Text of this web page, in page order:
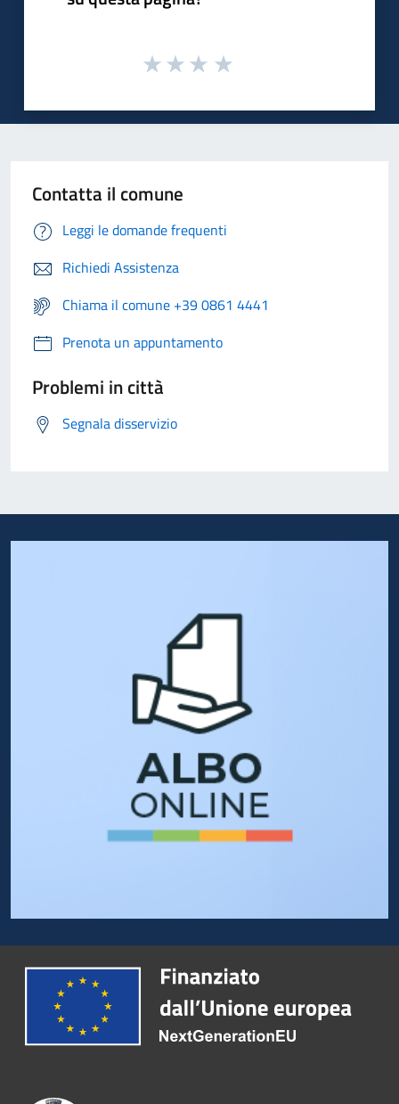
Contatta il comune
Leggi le domande frequenti
Richiedi Assistenza
Chiama il comune +39 0861 4441
Prenota un appuntamento
Problemi in città
Segnala disservizio